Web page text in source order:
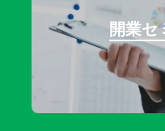
開業セ